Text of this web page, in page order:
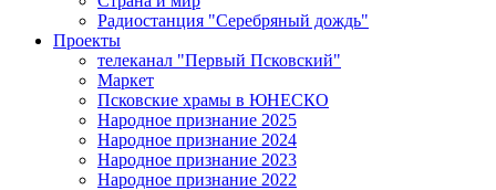
Радиостанция "Серебряный дождь"
Проекты
телеканал "Первый Псковский"
Маркет
Псковские храмы в ЮНЕСКО
Народное признание 2025
Народное признание 2024
Народное признание 2023
Народное признание 2022